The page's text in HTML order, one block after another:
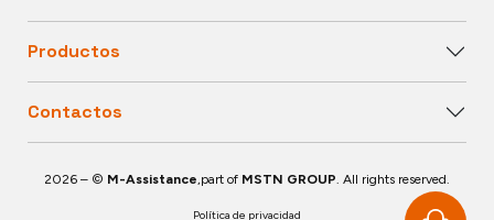
Productos
Contactos
2026 – © M-Assistance,part of MSTN GROUP. All rights reserved.
Política de privacidad